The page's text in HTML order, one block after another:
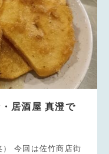
居酒屋 真澄で
今回は佐竹商店街